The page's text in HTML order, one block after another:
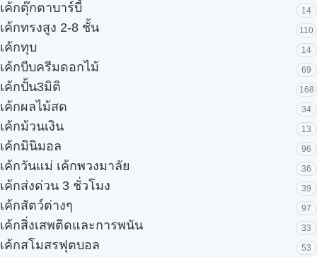
เค้กตุ๊กตาบาร์บี้ 14
เค้กทรงสูง 2-8 ชั้น 110
เค้กทุบ 14
เค้กบีบครีมดอกไม้ 69
เค้กปั้น3มิติ 168
เค้กผลไม้สด 34
เค้กม้วนเงิน 13
เค้กมินิมอล 96
เค้กวันแม่ เค้กพวงมาลัย 36
เค้กส่งด่วน 3 ชั่วโมง 39
เค้กสัตว์ต่างๆ 97
เค้กสิ่งเสพติดและการพนัน 33
เค้กสโมสรฟุตบอล 53